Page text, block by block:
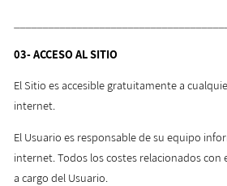
03-ACCESO AL SITIO
El Sitio es accesible gratuitamente a
internet.
El Usuario es responsable de su equipo
internet. Todos los costes relacionados con
a cargo del Usuario.